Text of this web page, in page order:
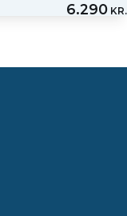
6.290 KR.